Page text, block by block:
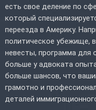
есть свое деление по
который
переезда в Америку.
политическое убежище,
невесты, программа для
больше у адвоката
больше шансов, что
грамотно и
деталей